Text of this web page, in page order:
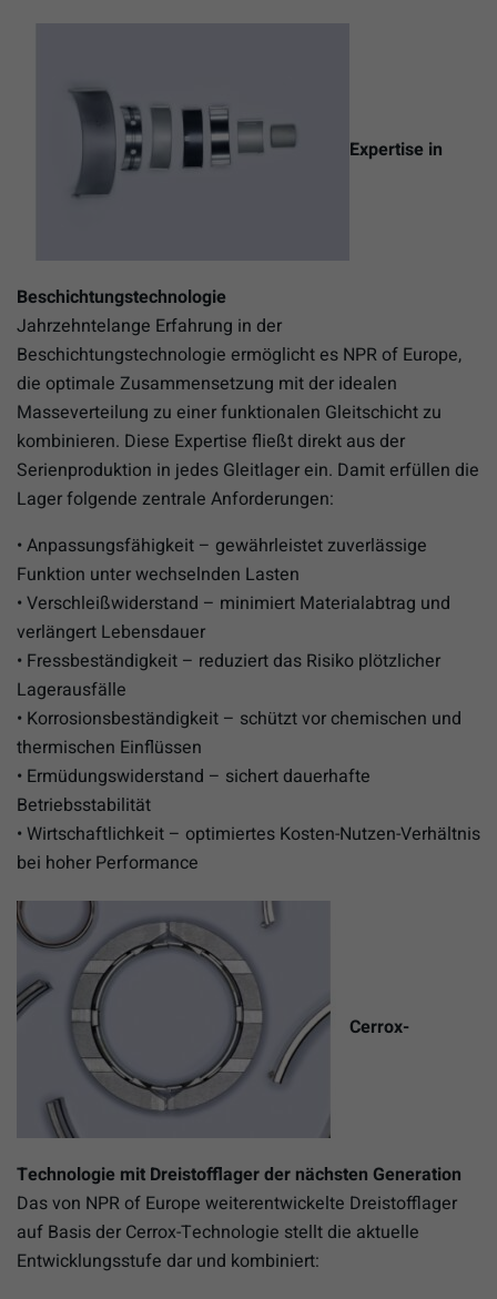
Expertise in
Beschichtungstechnologie
Jahrzehntelange Erfahrung in der
Beschichtungstechnologie ermöglicht es NPR of Europe,
die optimale Zusammensetzung mit der idealen
Masseverteilung zu einer funktionalen Gleitschicht zu
kombinieren. Diese Expertise fließt direkt aus der
Serienproduktion in jedes Gleitlager ein. Damit erfüllen die
Lager folgende zentrale Anforderungen:
• Anpassungsfähigkeit – gewährleistet zuverlässige
Funktion unter wechselnden Lasten
• Verschleißwiderstand – minimiert Materialabtrag und
verlängert Lebensdauer
• Fressbeständigkeit – reduziert das Risiko plötzlicher
Lagerausfälle
• Korrosionsbeständigkeit – schützt vor chemischen und
thermischen Einflüssen
• Ermüdungswiderstand – sichert dauerhafte
Betriebsstabilität
• Wirtschaftlichkeit – optimiertes Kosten-Nutzen-Verhältnis
bei hoher Performance
Cerrox-
Technologie mit Dreistofflagerder nächsten Generation
Das von NPR of Europe weiterentwickelte Dreistofflager
auf Basis der Cerrox-Technologie stellt die aktuelle
Entwicklungsstufe dar und kombiniert: